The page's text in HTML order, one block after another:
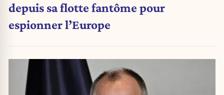
depuis sa flotte fantôme pour
espionner l’Europe